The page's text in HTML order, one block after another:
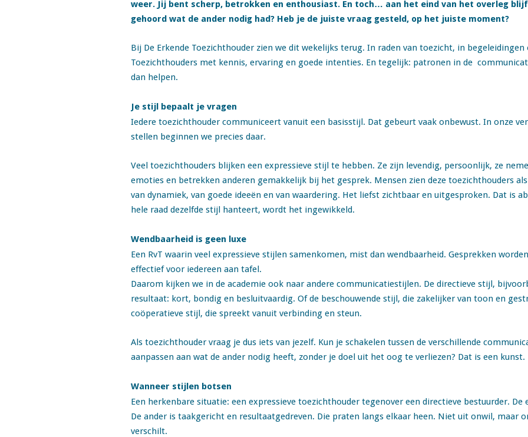
weer. Jij bent scherp, betrokken en enthousiast. En toch… aan het eind van het overleg
gehoord wat de ander nodig had? Heb je de juiste vraag gesteld, op het juiste moment?
Bij De Erkende Toezichthouder zien we dit wekelijks terug. In raden van toezicht, in
Toezichthouders met kennis, ervaring en goede intenties. En tegelijk: patronen in de
dan helpen.
Je stijl bepaalt je vragen
Iedere toezichthouder communiceert vanuit een basisstijl. Dat gebeurt vaak onbewust. In onze
stellen beginnen we precies daar.
Veel toezichthouders blijken een expressieve stijl te hebben. Ze zijn levendig, persoonlijk, ze
emoties en betrekken anderen gemakkelijk bij het gesprek. Mensen zien deze toezichthouders
van dynamiek, van goede ideeën en van waardering. Het liefst zichtbaar en uitgesproken. Dat is
hele raad dezelfde stijl hanteert, wordt het ingewikkeld.
Wendbaarheid is geen luxe
Een RvT waarin veel expressieve stijlen samenkomen, mist dan wendbaarheid. Gesprekken
effectief voor iedereen aan tafel.
Daarom kijken we in de academie ook naar andere communicatiestijlen. De directieve stijl,
resultaat: kort, bondig en besluitvaardig. Of de beschouwende stijl, die zakelijker van toon en
coöperatieve stijl, die spreekt vanuit verbinding en steun.
Als toezichthouder vraag je dus iets van jezelf. Kun je schakelen tussen de verschillende
aanpassen aan wat de ander nodig heeft, zonder je doel uit het oog te verliezen? Dat is een kunst.
Wanneer stijlen botsen
Een herkenbare situatie: een expressieve toezichthouder tegenover een directieve bestuurder.
De ander is taakgericht en resultaatgedreven. Die praten langs elkaar heen. Niet uit onwil, maar
verschilt.